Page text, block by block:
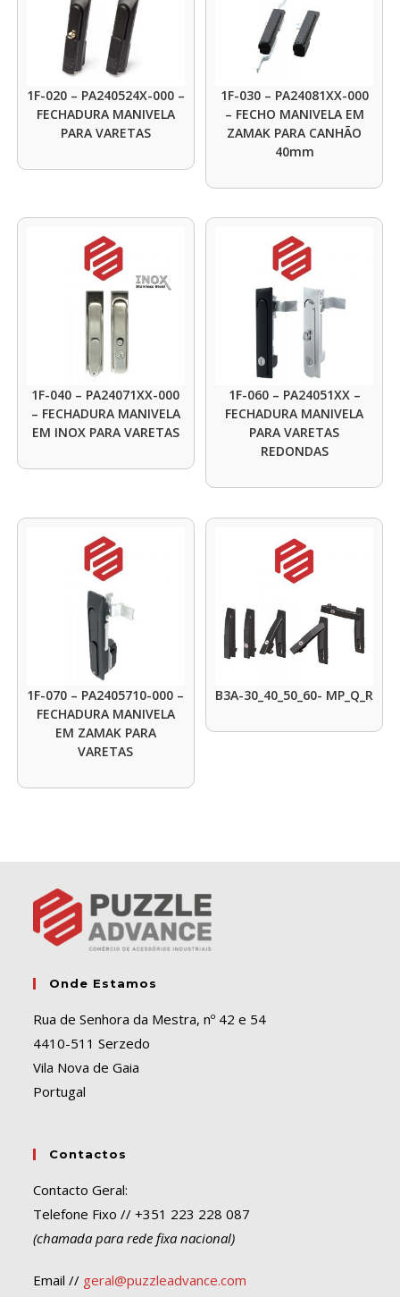
1F-020 – PA240524X-000 –
FECHADURA MANIVELA
PARA VARETAS
1F-030 – PA24081XX-000
– FECHO MANIVELA EM
ZAMAK PARA CANHÃO
40mm
1F-040 – PA24071XX-000
– FECHADURA MANIVELA
EM INOX PARA VARETAS
1F-060 – PA24051XX –
FECHADURA MANIVELA
PARA VARETAS
REDONDAS
1F-070 – PA2405710-000 –
FECHADURA MANIVELA
EM ZAMAK PARA
VARETAS
B3A-30_40_50_60- MP_Q_R
Onde Estamos
Rua de Senhora da Mestra, nº 42 e 54
4410-511 Serzedo
Vila Nova de Gaia
Portugal
Contactos
Contacto Geral:
Telefone Fixo // +351 223 228 087
(chamada para rede fixa nacional)
Email // geral@puzzleadvance.com